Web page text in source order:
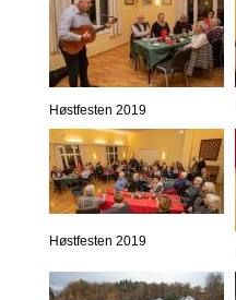
Høstfesten 2019
Høstfesten 2019